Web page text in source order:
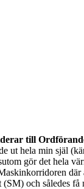
till
ut hela min själ
gör det hela
och således